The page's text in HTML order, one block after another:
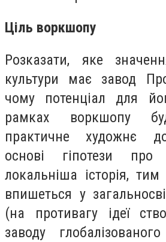
Ціль воркшопу
Розказати, яке
культури має завод
чому потенціал для
рамках воркшопу
практичне художнє
основі гіпотези
локальніша історія,
впишеться у
(на противагу ідеї
заводу